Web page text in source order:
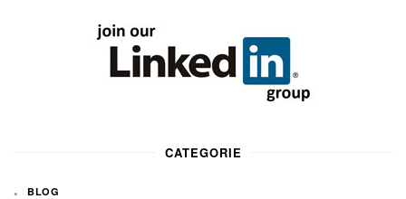
CATEGORIE
BLOG